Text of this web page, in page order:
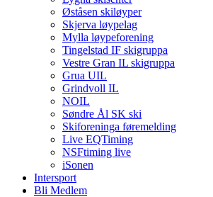
Øståsen skiløyper
Skjerva løypelag
Mylla løypeforening
Tingelstad IF skigruppa
Vestre Gran IL skigruppa
Grua UIL
Grindvoll IL
NOIL
Søndre Ål SK ski
Skiforeninga føremelding
Live EQTiming
NSFtiming live
iSonen
Intersport
Bli Medlem